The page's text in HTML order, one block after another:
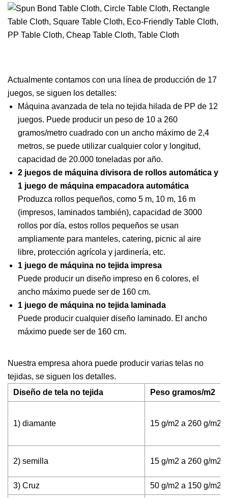
Actualmente contamos con una línea de producción de 17
juegos, se siguen los detalles:
Máquina avanzada de tela no tejida hilada de PP de 12
juegos. Puede producir un peso de 10 a 260
gramos/metro cuadrado con un ancho máximo de 2,4
metros, se puede utilizar cualquier color y longitud,
capacidad de 20.000 toneladas por año.
2 juegos de máquina divisora ​​de rollos automática y
1 juego de máquina empacadora automática
Produzca rollos pequeños, como 5 m, 10 m, 16 m
(impresos, laminados también), capacidad de 3000
rollos por día, estos rollos pequeños se usan
ampliamente para manteles, catering, picnic al aire
libre, protección agrícola y jardinería, etc.
1 juego de máquina no tejida impresa
Puede producir un diseño impreso en 6 colores, el
ancho máximo puede ser de 160 cm.
1 juego de máquina no tejida laminada
Puede producir cualquier diseño laminado. El ancho
máximo puede ser de 160 cm.
Nuestra empresa ahora puede producir varias telas no
tejidas, se siguen los detalles.
Diseño de tela no tejida
Peso gramos/m2
1) diamante 15 g/m2 a 260 g/m2
2) semilla 15 g/m2 a 260 g/m2
3) Cruz 50 g/m2 a 150 g/m2